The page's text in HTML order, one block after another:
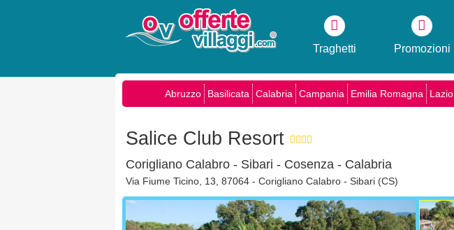
Traghetti Promozioni
Abruzzo Basilicata Calabria Campania Emilia Romagna Lazio
Salice Club Resort
Corigliano Calabro - Sibari - Cosenza - Calabria
Via Fiume Ticino, 13, 87064 - Corigliano Calabro - Sibari (CS)